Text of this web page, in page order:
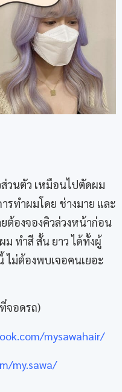
วนตัว เหมือนไปตัดผม
รทำผมโดย ช่างมาย และ
ต้องจองคิวล่วงหน้าก่อน
ม ทำสี สั้น ยาว ได้ทั้งผู้
ไม่ต้องพบเจอคนเยอะ
จอดรถ)
mysawahair/
my.sawa/